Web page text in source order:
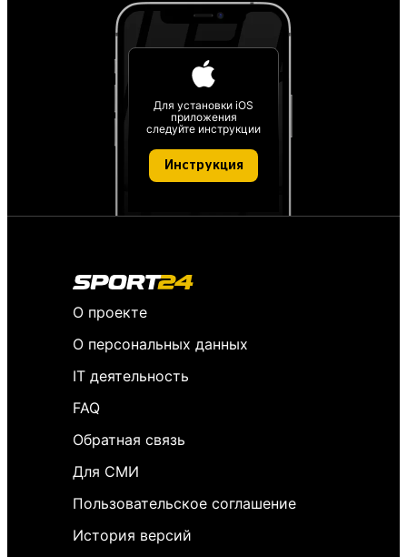
Для установки iOS
приложения
следуйте инструкции
Инструкция
О проекте
О персональных данных
IT деятельность
FAQ
Обратная связь
Для СМИ
Пользовательское соглашение
История версий